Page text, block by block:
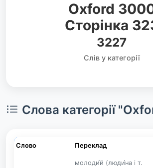
Oxford
Сторінка
3227
Слів у категорії
Слова категорії
Слово Переклад
молоди́й (люди́на і т.